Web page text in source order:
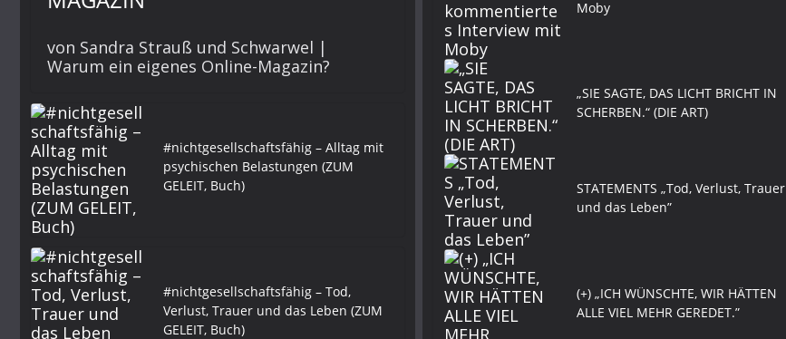
von Sandra Strauß und Schwarwel |
Warum ein eigenes Online-Magazin?
#nichtgesellschaftsfähig – Alltag mit
psychischen Belastungen (ZUM
GELEIT, Buch)
#nichtgesellschaftsfähig – Tod,
Verlust, Trauer und das Leben (ZUM
GELEIT, Buch)
Moby
„SIE SAGTE, DAS LICHT BRICHT IN
SCHERBEN.“ (DIE ART)
STATEMENTS „Tod, Verlust, Trauer
und das Leben”
(+) „ICH WÜNSCHTE, WIR HÄTTEN
ALLE VIEL MEHR GEREDET.”